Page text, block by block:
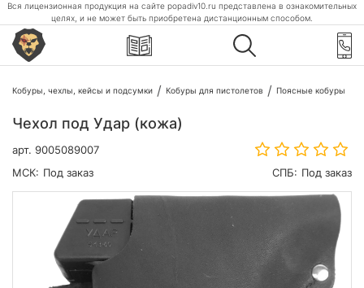
Вся лицензионная продукция на сайте popadiv10.ru представлена в ознакомительных
целях, и не может быть приобретена дистанционным способом.
Кобуры, чехлы, кейсы и подсумки Кобуры для пистолетов Поясные кобуры
Чехол под Удар (кожа)
арт. 9005089007
МСК: Под заказ СПБ: Под заказ